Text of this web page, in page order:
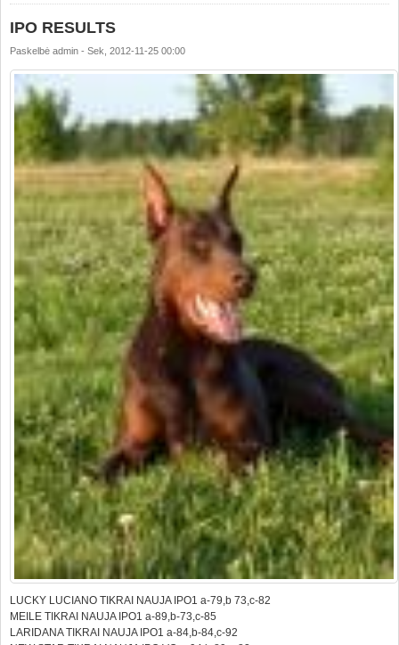
IPO RESULTS
Paskelbė admin - Sek, 2012-11-25 00:00
LUCKY LUCIANO TIKRAI NAUJA IPO1 a-79,b 73,c-82
MEILE TIKRAI NAUJA IPO1 a-89,b-73,c-85
LARIDANA TIKRAI NAUJA IPO1 a-84,b-84,c-92